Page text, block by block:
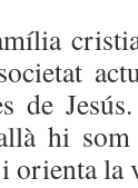
de
hi
orienta la